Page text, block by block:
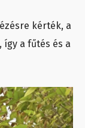
kérték, a
a fűtés és a